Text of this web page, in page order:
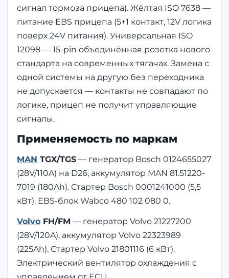
сигнал тормоза прицепа). Жёлтая ISO 7638 —
питание EBS прицепа (5+1 контакт, 12V логика
поверх 24V питания). Универсальная ISO
12098 — 15-pin объединённая розетка нового
стандарта на современных тягачах. Замена с
одной системы на другую без переходника
не допускается — контакты не совпадают по
логике, прицеп не получит управляющие
сигналы.
Применяемость по маркам
MAN TGX/TGS — генератор Bosch 0124655027
(28V/110A) на D26, аккумулятор MAN 81.51220-
7019 (180Ah). Стартер Bosch 0001241000 (5,5
кВт). EBS-блок Wabco 480 102 080 0.
Volvo FH/FM — генератор Volvo 21227200
(28V/120A), аккумулятор Volvo 22323989
(225Ah). Стартер Volvo 21801116 (6 кВт).
Электрический вентилятор охлаждения с